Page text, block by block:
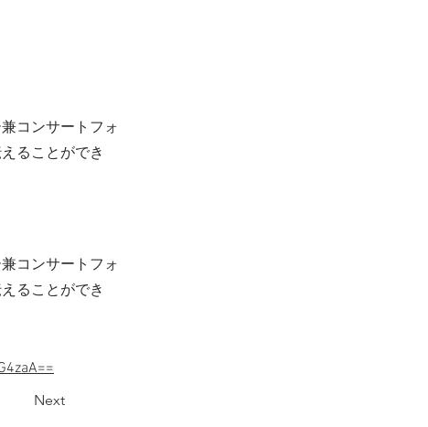
コンサートフォ
ることができ
コンサートフォ
ることができ
Next